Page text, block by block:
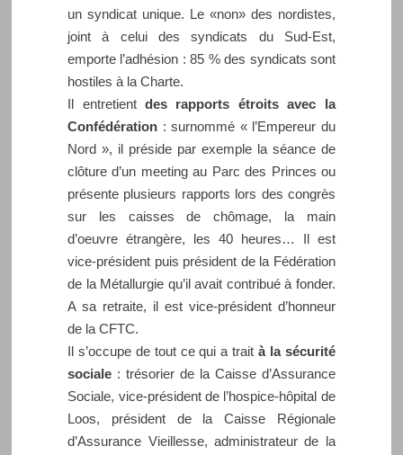
un syndicat unique. Le «non» des nordistes,
joint à celui des syndicats du Sud-Est,
emporte l’adhésion : 85 % des syndicats sont
hostiles à la Charte.
Il entretient des rapports étroits avec la
Confédération : surnommé « l’Empereur du
Nord », il préside par exemple la séance de
clôture d’un meeting au Parc des Princes ou
présente plusieurs rapports lors des congrès
sur les caisses de chômage, la main
d’oeuvre étrangère, les 40 heures… Il est
vice-président puis président de la Fédération
de la Métallurgie qu’il avait contribué à fonder.
A sa retraite, il est vice-président d’honneur
de la CFTC.
Il s’occupe de tout ce qui a traità la sécurité
sociale : trésorier de la Caisse d’Assurance
Sociale, vice-président de l’hospice-hôpital de
Loos, président de la Caisse Régionale
d’Assurance Vieillesse, administrateur de la